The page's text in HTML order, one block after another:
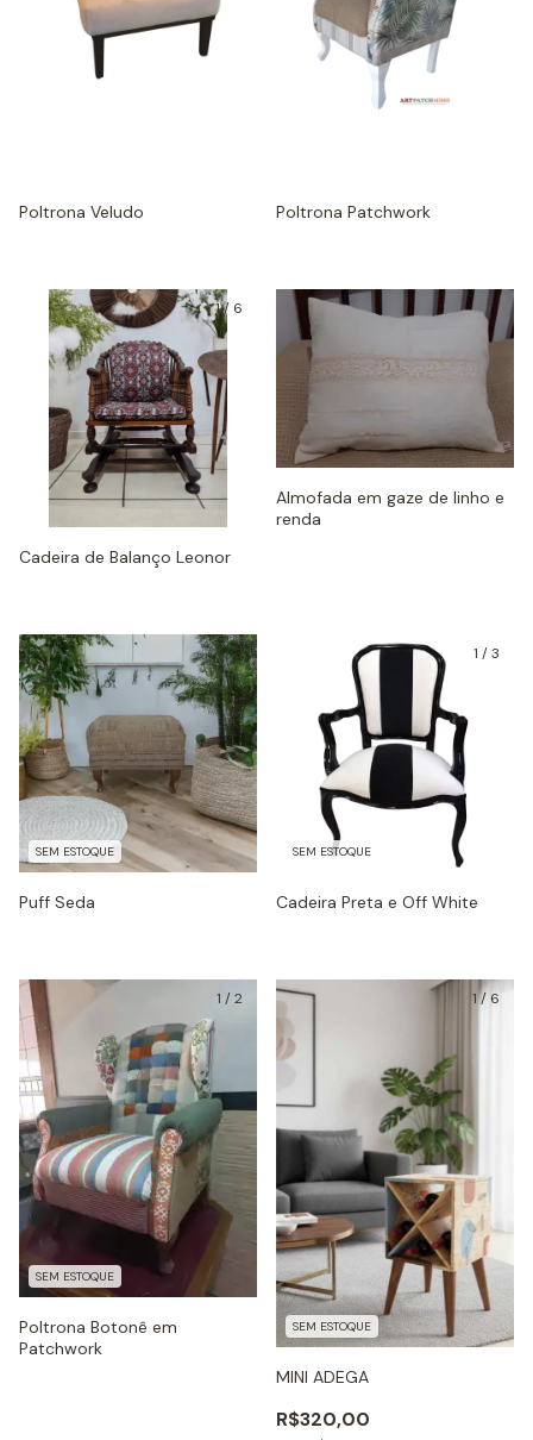
Poltrona Veludo Poltrona Patchwork
1/ 6
Cadeira de Balanço Leonor
Almofada em gaze de linho e
renda
1/3
SEM ESTOQUE
Puff Seda
1 /3
SEM ESTOQUE
Cadeira Preta e Off White
1 /2
SEM ESTOQUE
Poltrona Botonê em
Patchwork
1/6
SEM ESTOQUE
MINI ADEGA
R$320,00